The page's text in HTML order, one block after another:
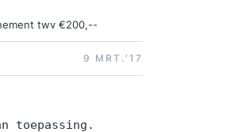
twv €200,--
9 MRT.‘17
toepassing.